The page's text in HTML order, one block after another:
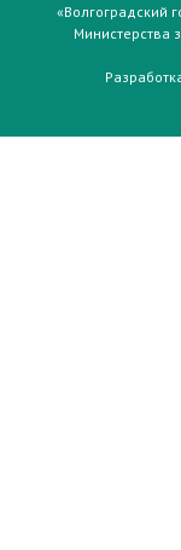
«Волгоградский
Министерства